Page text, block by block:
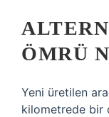
ÖMRÜ
Yeni üretilen
kilometrede bir